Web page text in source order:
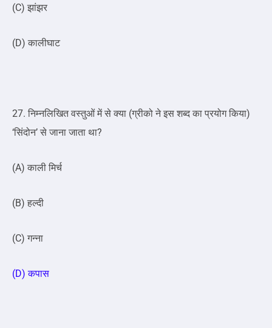
(C) झांझर
(D) कालीघाट
27. निम्नलिखित वस्तुओं में से क्या (ग्रीको ने इस शब्द का प्रयोग किया)
‘सिंदोन’ से जाना जाता था?
(A) काली मिर्च
(B) हल्दी
(C) गन्ना
(D) कपास